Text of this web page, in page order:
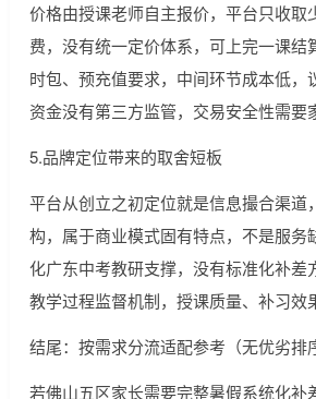
价格由授课老师自主报价，平台只收取
费，没有统一定价体系，可上完一课结
时包、预充值要求，中间环节成本低，
资金没有第三方监管，交易安全性需要
5.品牌定位带来的取舍短板
平台从创立之初定位就是信息撮合渠道
构，属于商业模式固有特点，不是服务
化广东中考教研支撑，没有标准化补差
教学过程监督机制，授课质量、补习效
结尾：按需求分流适配参考（无优劣排
若佛山五区家长需要完整暑假系统化补